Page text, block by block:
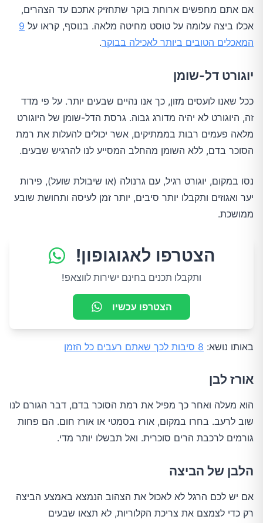
אם אתם מחפשים ארוחת בוקר שתחזיק אתכם עד הצהרים,
אכלו ביצה עלומה על טוסט מחיטה מלאה. בנוסף, קראו על 9
המאכלים הטובים ביותר לאכילה בבוקר.
יוגורט דל-שומן
ככל שאנו לועסים מזון, כך אנו נהיים שבעים יותר. על פי מדד
זה, היוגורט לא יהיה מדורג גבוה. גרסת הדל-שומן של היוגורט
מלאה פעמים רבות בממתיקים, אשר יכולים להעלות את רמת
הסוכר בדם, ללא השומן מהחלב המסייע לנו להרגיש שבעים.
נסו במקום, יוגורט רגיל, עם גרנולה (או שיבולת שועל), פירות
יער ואגוזים ותקבלו יותר סיבים, יותר זמן לעיסה ותחושת שובע
ממושכת.
הצטרפו לאגוגופון!
ותקבלו תכנים בחינם ישירות לווצאפ!
הצטרפו עכשיו
באותו נושא: 8 סיבות לכך שאתם רעבים כל הזמן
אורז לבן
הוא מעלה ואחר כך מפיל את רמת הסוכר בדם, דבר הגורם לנו
שוב לרעב. בחרו במקום, אורז בסמטי או אורז חום. הם פחות
גורמים לרכבת הרים סוכרית. ואל תבשלו יותר מדי.
הלבן של הביצה
אם יש לכם הרגל לא לאכול את הצהוב הנמצא באמצע הביצה
רק כדי לצמצם את צריכת הקלוריות, לא תצאו שבעים